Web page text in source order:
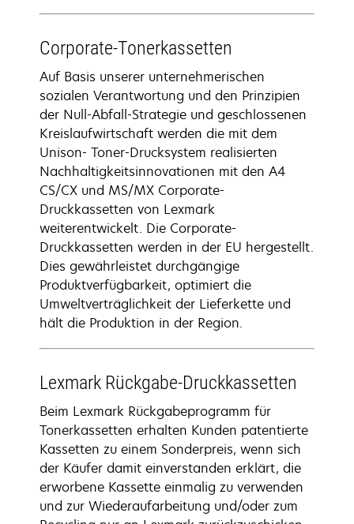
Corporate-Tonerkassetten
Auf Basis unserer unternehmerischen
sozialen Verantwortung und den Prinzipien
der Null-Abfall-Strategie und geschlossenen
Kreislaufwirtschaft werden die mit dem
Unison- Toner-Drucksystem realisierten
Nachhaltigkeitsinnovationen mit den A4
CS/CX und MS/MX Corporate-
Druckkassetten von Lexmark
weiterentwickelt. Die Corporate-
Druckkassetten werden in der EU hergestellt.
Dies gewährleistet durchgängige
Produktverfügbarkeit, optimiert die
Umweltverträglichkeit der Lieferkette und
hält die Produktion in der Region.
Lexmark Rückgabe-Druckkassetten
Beim Lexmark Rückgabeprogramm für
Tonerkassetten erhalten Kunden patentierte
Kassetten zu einem Sonderpreis, wenn sich
der Käufer damit einverstanden erklärt, die
erworbene Kassette einmalig zu verwenden
und zur Wiederaufarbeitung und/oder zum